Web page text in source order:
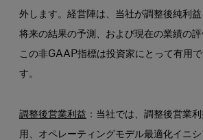
外します。経営陣は、当社が調整後純利益
将来の結果の予測、および現在の業績の評
この非GAAP指標は投資家にとって有用
す。
調整後営業利益 ：当社では、調整後営業
用、オペレーティングモデル最適化イニ